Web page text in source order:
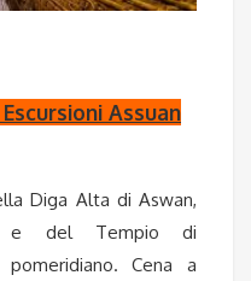
Assuan
Diga Alta di Aswan,
e del Tempio di
Cena a